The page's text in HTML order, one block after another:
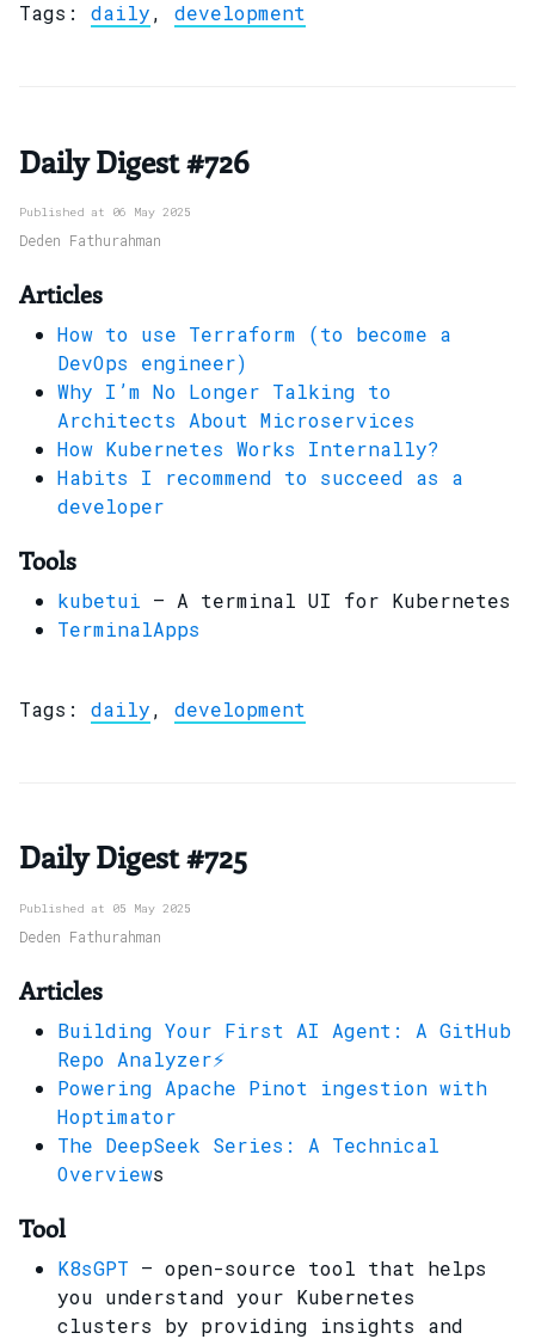
Tags: daily, development
Daily Digest #726
Published at 06 May 2025
Deden Fathurahman
Articles
How to use Terraform (to become a
DevOps engineer)
Why I’m No Longer Talking to
Architects About Microservices
How Kubernetes Works Internally?
Habits I recommend to succeed as a
developer
Tools
kubetui – A terminal UI for Kubernetes
TerminalApps
Tags: daily, development
Daily Digest #725
Published at 05 May 2025
Deden Fathurahman
Articles
Building Your First AI Agent: A GitHub
Repo Analyzer⚡
Powering Apache Pinot ingestion with
Hoptimator
The DeepSeek Series: A Technical
Overviews
Tool
K8sGPT – open-source tool that helps
you understand your Kubernetes
clusters by providing insights and